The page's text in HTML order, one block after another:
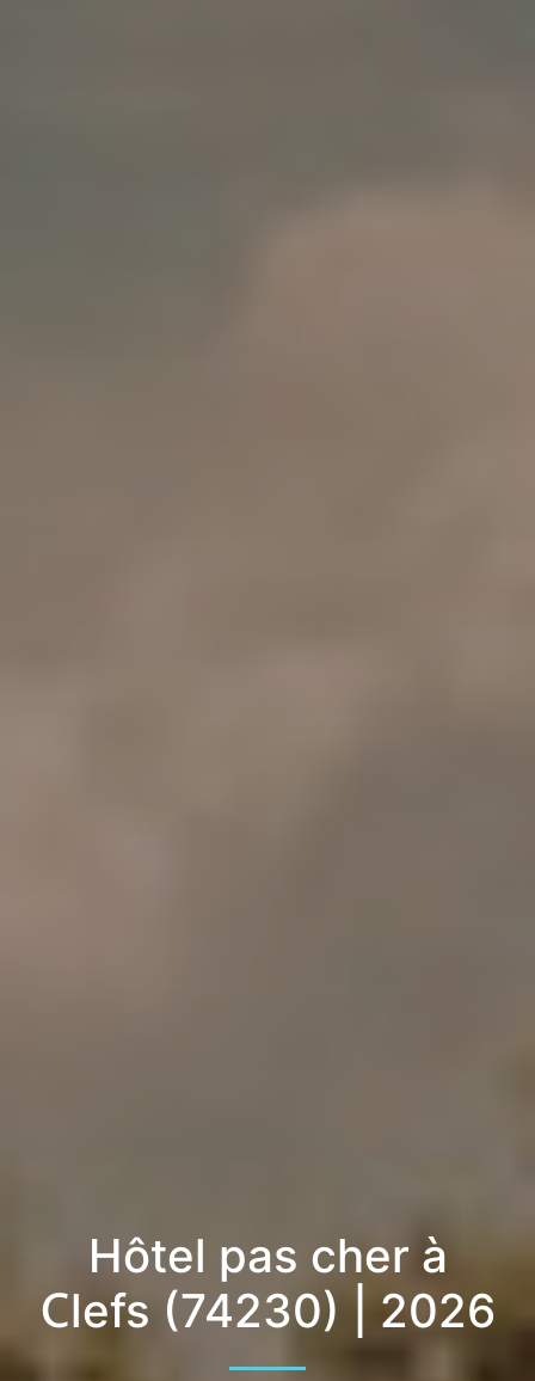
Hôtel pas cher à
Clefs (74230) | 2026